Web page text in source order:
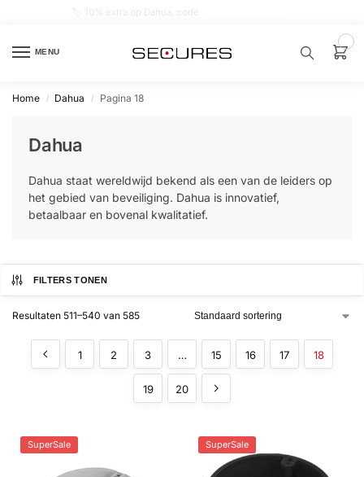
MENU
Alarm
samenstellen
met
installatie
Camera's
Home / Dahua / Pagina 18
Dahua
Dahua staat wereldwijd bekend als een van de leiders op
het gebied van beveiliging. Dahua is innovatief,
betaalbaar en bovenal kwalitatief.
FILTERS TONEN
Resultaten 511–540 van 585
1 2 3 … 15 16 17 18
19 20
SuperSale SuperSale